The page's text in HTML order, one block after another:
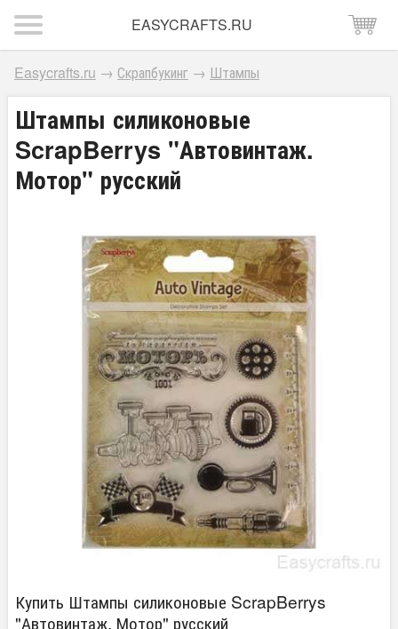
EASYCRAFTS.RU
Easycrafts.ru → Скрапбукинг → Штампы
Штампы силиконовые
ScrapBerrys "Автовинтаж.
Мотор" русский
Купить Штампы силиконовые ScrapBerrys
"Автовинтаж. Мотор" русский